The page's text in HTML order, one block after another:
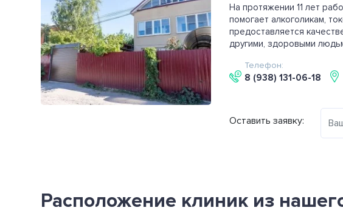
На протяжении 11 лет
помогает алкоголикам,
предоставляется
другими, здоровыми
Телефон:
8 (938) 131-06-18
Оставить заявку:
Расположение клиник из